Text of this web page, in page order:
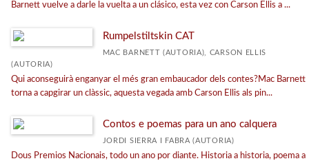
Educación
Biografía
Teatre
Informativo
Álbum ilustrado
Barnett vuelve a darle la vuelta a un clásico, esta vez con Carson Ellis a ...
Rumpelstiltskin CAT
MAC BARNETT (AUTORIA), CARSON ELLIS
(AUTORIA)
Qui aconseguirà enganyar el més gran embaucador dels contes?Mac Barnett
torna a capgirar un clàssic, aquesta vegada amb Carson Ellis als pin...
Contos e poemas para un ano calquera
JORDI SIERRA I FABRA (AUTORIA)
Dous Premios Nacionais, todo un ano por diante. Historia a historia, poema a